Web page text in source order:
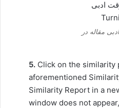
مقاله در
5. Click on the similarity
aforementioned
Similarity Report in a
window does not